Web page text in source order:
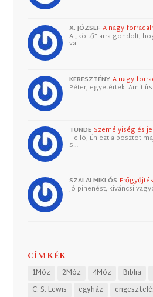
X. JÓZSEF A nagy
A „költő” arra gondolt,
va…
KERESZTÉNY A nagy
Péter, egyetértek. Amit
TUNDE Személyiség és
Helló, Én ezt a posztot
S…
SZALAI MIKLÓS Erőgyűjtés
Jó pihenést, kiváncsi
CÍMKÉK
1Móz 2Móz 4Móz Biblia
C. S. Lewis
egyház